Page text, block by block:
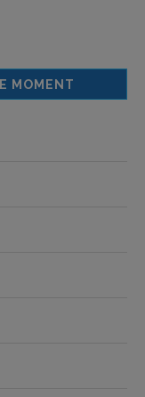
MOMENT